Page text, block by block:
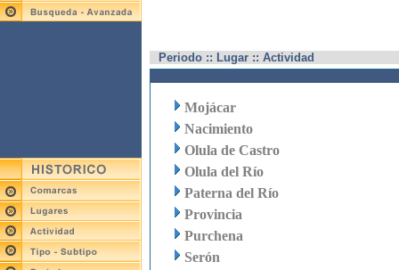
Periodo :: Lugar :: Actividad
Mojácar
Nacimiento
Olula de Castro
Olula del Río
Paterna del Río
Provincia
Purchena
Serón